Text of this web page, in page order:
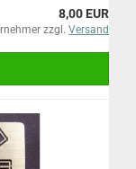
8,00 EUR
zzgl. Versand